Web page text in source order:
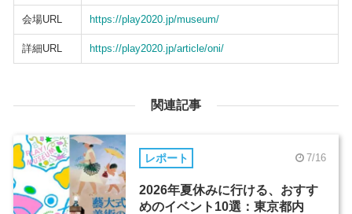
会場URL https://play2020.jp/museum/
詳細URL https://play2020.jp/article/oni/
関連記事
レポート 7/16
2026年夏休みに行ける、おすす
めのイベント10選：東京都内